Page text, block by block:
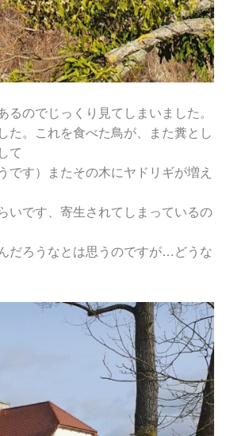
るのでじっくり見てしまいました。
た。これを食べた鳥が、また糞とし
て
です）またその木にヤドリギが増え
いです、寄生されてしまっているの
だろうなとは思うのですが…どうな